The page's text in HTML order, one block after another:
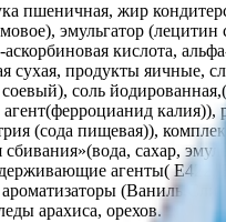
пшеничная, жир
эмульгатор (лецитин
кислота,
сухая, продукты яичные,
соль
калия)),
(сода пищевая)),
сбивания»(вода, сахар,
агенты( Е422,
арахиса, орехов.